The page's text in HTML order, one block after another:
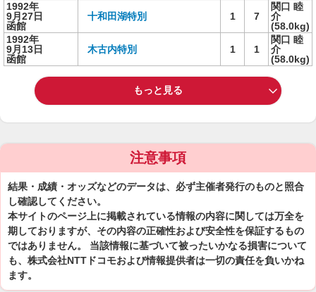
1992年
9月27日
函館
十和田湖特別 1 7
関口 睦
介
(58.0kg)
1992年
9月13日
函館
木古内特別 1 1
関口 睦
介
(58.0kg)
もっと見る
注意事項
結果・成績・オッズなどのデータは、必ず主催者発行のものと照合
し確認してください。
本サイトのページ上に掲載されている情報の内容に関しては万全を
期しておりますが、その内容の正確性および安全性を保証するもの
ではありません。 当該情報に基づいて被ったいかなる損害について
も、株式会社NTTドコモおよび情報提供者は一切の責任を負いかね
ます。